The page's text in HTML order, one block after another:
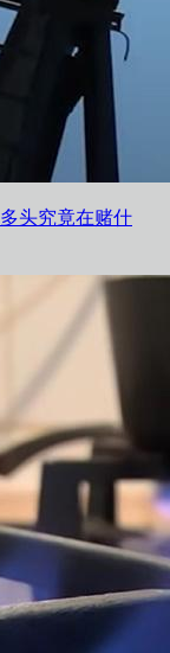
头究竟在赌什